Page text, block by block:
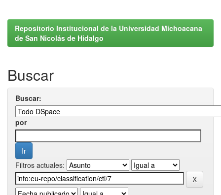
Repositorio Institucional de la Universidad Michoacana
de San Nicolás de Hidalgo
Buscar
Buscar:
por
Filtros actuales: